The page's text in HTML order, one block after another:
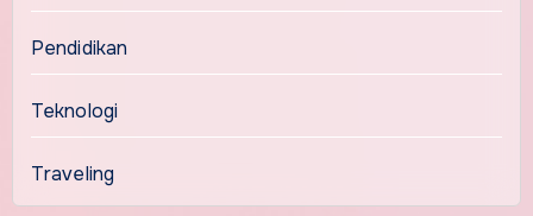
Pendidikan
Teknologi
Traveling